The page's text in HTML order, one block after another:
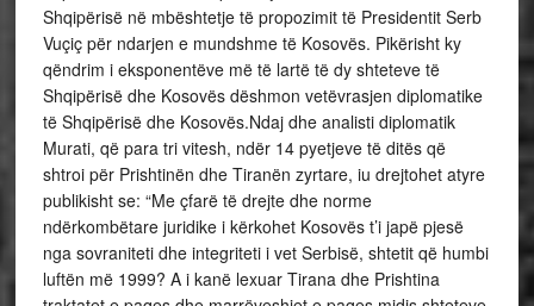
Shqipërisë në mbështetje të propozimit të Presidentit Serb
Vuçiç për ndarjen e mundshme të Kosovës. Pikërisht ky
qëndrim i eksponentëve më të lartë të dy shteteve të
Shqipërisë dhe Kosovës dëshmon vetëvrasjen diplomatike
të Shqipërisë dhe Kosovës.Ndaj dhe analisti diplomatik
Murati, që para tri vitesh, ndër 14 pyetjeve të ditës që
shtroi për Prishtinën dhe Tiranën zyrtare, iu drejtohet atyre
publikisht se: “Me çfarë të drejte dhe norme
ndërkombëtare juridike i kërkohet Kosovës t’i japë pjesë
nga sovraniteti dhe integriteti i vet Serbisë, shtetit që humbi
luftën më 1999? A i kanë lexuar Tirana dhe Prishtina